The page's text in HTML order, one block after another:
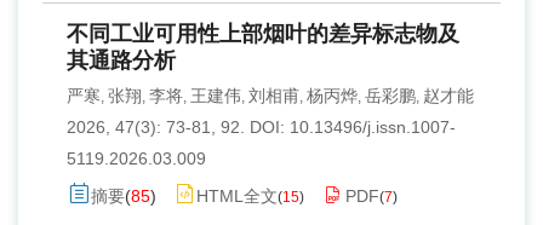
不同工业可用性上部烟叶的差异标志物及
其通路分析
严寒, 张翔, 李将, 王建伟, 刘相甫, 杨丙烨, 岳彩鹏, 赵才能
2026, 47(3): 73-81, 92.
DOI: 10.13496/j.issn.1007-
5119.2026.03.009
摘要(85) HTML全文(15) PDF(7)